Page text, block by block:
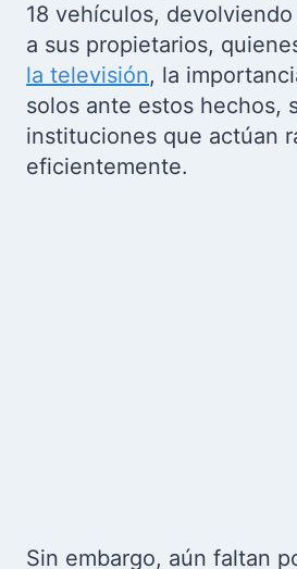
18 vehículos,
a sus propietarios,
la televisión, la
solos ante estos hechos,
instituciones que actúan
eficientemente.
Sin embargo, aún faltan